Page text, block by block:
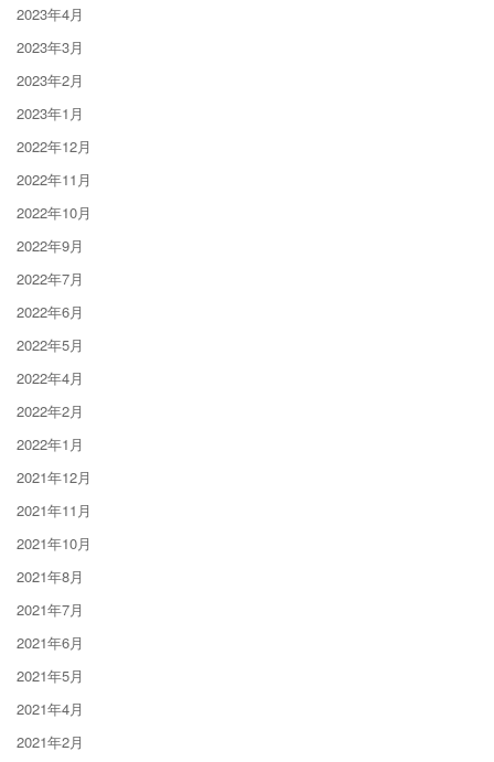
2023年4月
2023年3月
2023年2月
2023年1月
2022年12月
2022年11月
2022年10月
2022年9月
2022年7月
2022年6月
2022年5月
2022年4月
2022年2月
2022年1月
2021年12月
2021年11月
2021年10月
2021年8月
2021年7月
2021年6月
2021年5月
2021年4月
2021年2月